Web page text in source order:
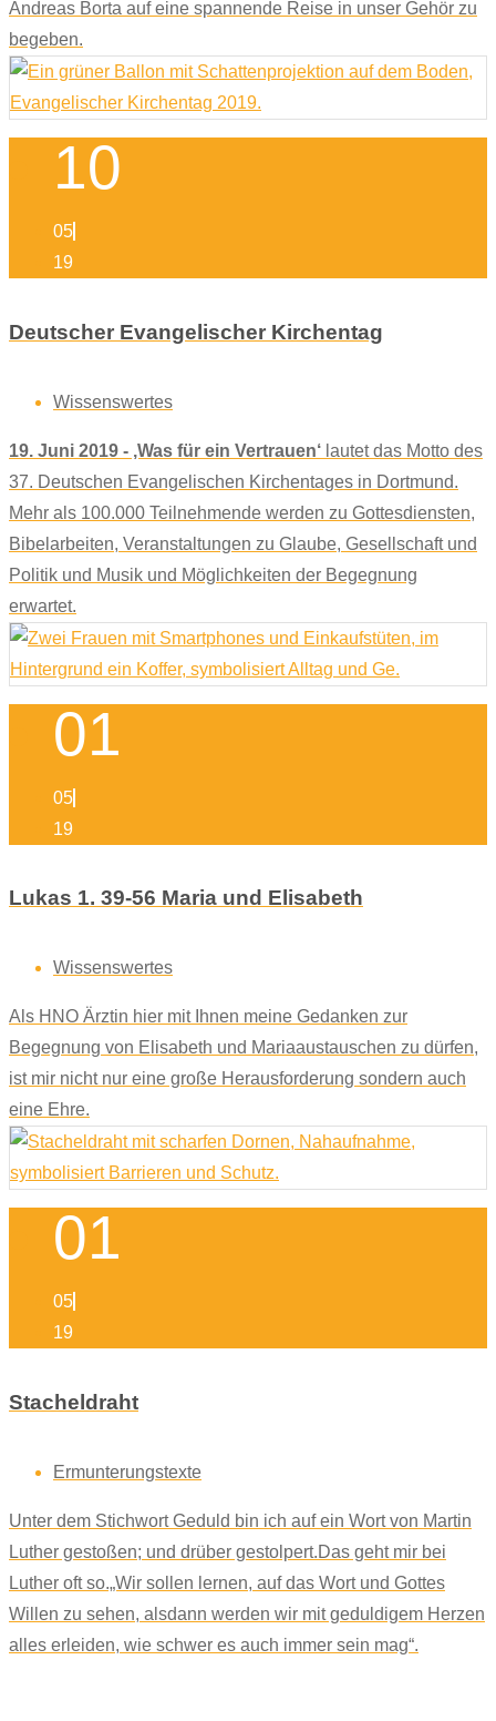
Andreas Borta auf eine spannende Reise in unser Gehör zu
begeben.
10
05
19
Deutscher Evangelischer Kirchentag
Wissenswertes
19. Juni 2019 - ‚Was für ein Vertrauen‘ lautet das Motto des
37. Deutschen Evangelischen Kirchentages in Dortmund.
Mehr als 100.000 Teilnehmende werden zu Gottesdiensten,
Bibelarbeiten, Veranstaltungen zu Glaube, Gesellschaft und
Politik und Musik und Möglichkeiten der Begegnung
erwartet.
01
05
19
Lukas 1. 39-56 Maria und Elisabeth
Wissenswertes
Als HNO Ärztin hier mit Ihnen meine Gedanken zur
Begegnung von Elisabeth und Mariaaustauschen zu dürfen,
ist mir nicht nur eine große Herausforderung sondern auch
eine Ehre.
01
05
19
Stacheldraht
Ermunterungstexte
Unter dem Stichwort Geduld bin ich auf ein Wort von Martin
Luther gestoßen; und drüber gestolpert.Das geht mir bei
Luther oft so.„Wir sollen lernen, auf das Wort und Gottes
Willen zu sehen, alsdann werden wir mit geduldigem Herzen
alles erleiden, wie schwer es auch immer sein mag“.